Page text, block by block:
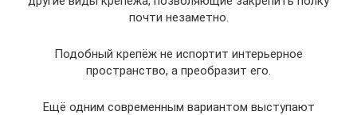
почти незаметно.
Подобный крепёж не испортит интерьерное
пространство, а преобразит его.
Ещё одним современным вариантом выступают